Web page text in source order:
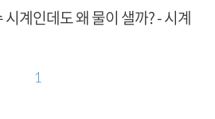
계인데도 왜 물이 샐까? - 시계
1